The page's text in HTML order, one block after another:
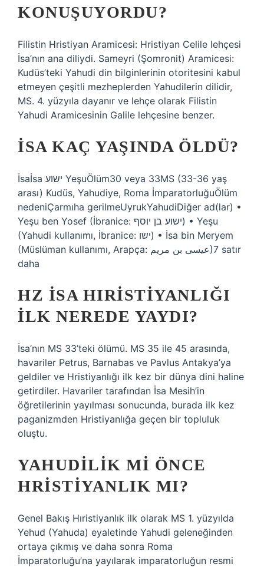
KONUŞUYORDU?
Filistin Hristiyan Aramicesi: Hristiyan Celile lehçesi
İsa’nın ana diliydi. Sameyri (Şomronit) Aramicesi:
Kudüs’teki Yahudi din bilginlerinin otoritesini kabul
etmeyen çeşitli mezheplerden Yahudilerin dilidir,
MS. 4. yüzyıla dayanır ve lehçe olarak Filistin
Yahudi Aramicesinin Galile lehçesine benzer.
İSA KAÇ YAŞINDA ÖLDÜ?
İsaİsa ישוע YeşuÖlüm30 veya 33MS (33-36 yaş
arası) Kudüs, Yahudiye, Roma İmparatorluğuÖlüm
nedeniÇarmıha gerilmeUyrukYahudiDiğer ad(lar) •
Yeşu ben Yosef (İbranice: ישוע בן יוסף) • Yeşu
(Yahudi kullanımı, İbranice: ישו) • İsa bin Meryem
(Müslüman kullanımı, Arapça: عيسى بن مريم)7 satır
daha
HZ İSA HIRISTIYANLIĞI
ILK NEREDE YAYDI?
İsa’nın MS 33’teki ölümü. MS 35 ile 45 arasında,
havariler Petrus, Barnabas ve Pavlus Antakya’ya
geldiler ve Hristiyanlığı ilk kez bir dünya dini haline
getirdiler. Havariler tarafından İsa Mesih’in
öğretilerinin yayılması sonucunda, burada ilk kez
paganizmden Hristiyanlığa geçen bir topluluk
oluştu.
YAHUDILIK MI ÖNCE
HRISTIYANLIK MI?
Genel Bakış Hıristiyanlık ilk olarak MS 1. yüzyılda
Yehud (Yahuda) eyaletinde Yahudi geleneğinden
ortaya çıkmış ve daha sonra Roma
İmparatorluğu’na yayılarak imparatorluğun resmi